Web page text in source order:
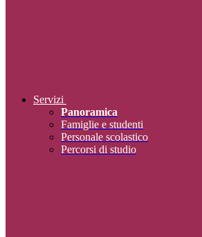
Servizi
Panoramica
Famiglie e studenti
Personale scolastico
Percorsi di studio